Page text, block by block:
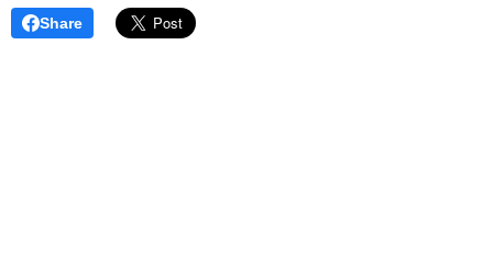
Share